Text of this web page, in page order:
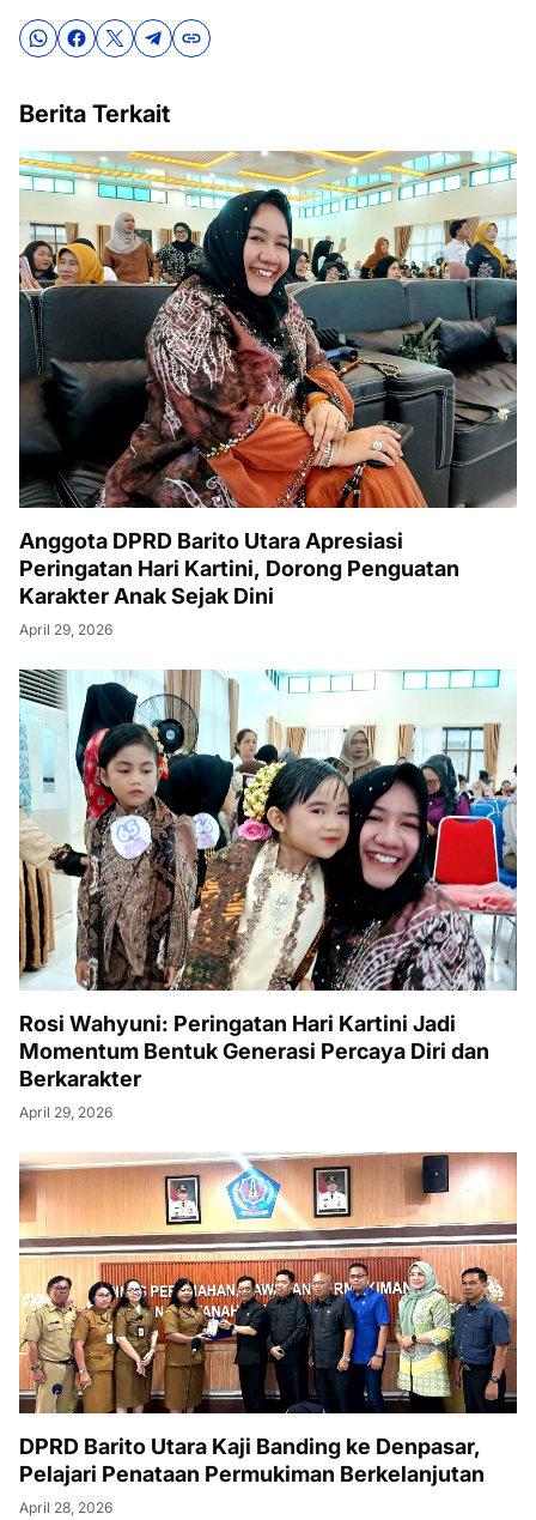
Berita Terkait
Anggota DPRD Barito Utara Apresiasi
Peringatan Hari Kartini, Dorong Penguatan
Karakter Anak Sejak Dini
April 29, 2026
Rosi Wahyuni: Peringatan Hari Kartini Jadi
Momentum Bentuk Generasi Percaya Diri dan
Berkarakter
April 29, 2026
DPRD Barito Utara Kaji Banding ke Denpasar,
Pelajari Penataan Permukiman Berkelanjutan
April 28, 2026